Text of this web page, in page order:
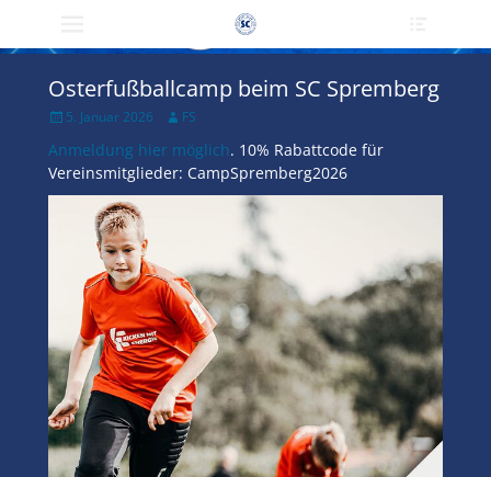
überspringen
Osterfußballcamp beim SC Spremberg
Veröffentlicht
5. Januar 2026 Author
FS
Anmeldung hier möglich. 10% Rabattcode für
Vereinsmitglieder: CampSpremberg2026